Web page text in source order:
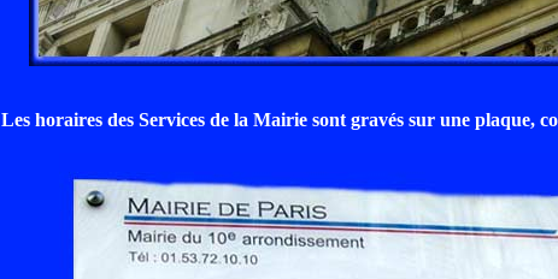
Les horaires des Services de la Mairie sont gravés sur une plaque,